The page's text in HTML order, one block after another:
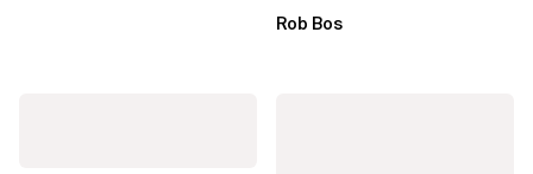
aber auch die...
Rob Bos